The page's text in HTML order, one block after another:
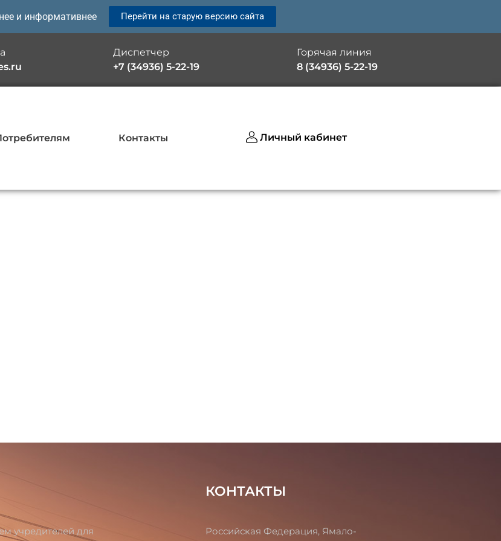
и информативнее Перейти на старую версию сайта
Диспетчер
+7 (34936) 5-22-19
Горячая линия
8 (34936) 5-22-19
Контакты Личный кабинет
учредителей для
КОНТАКТЫ
Российская Федерация, Ямало-